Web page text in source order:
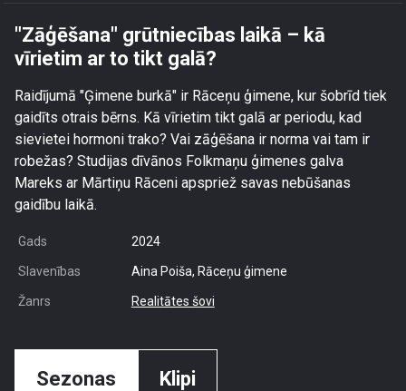
"Zāģēšana" grūtniecības laikā – kā
vīrietim ar to tikt galā?
Raidījumā "Ģimene burkā" ir Rāceņu ģimene, kur šobrīd tiek
gaidīts otrais bērns. Kā vīrietim tikt galā ar periodu, kad
sievietei hormoni trako? Vai zāģēšana ir norma vai tam ir
robežas? Studijas dīvānos Folkmaņu ģimenes galva
Mareks ar Mārtiņu Rāceni apspriež savas nebūšanas
gaidību laikā.
Gads 2024
Slavenības Aina Poiša, Rāceņu ģimene
Žanrs Realitātes šovi
Sezonas Klipi